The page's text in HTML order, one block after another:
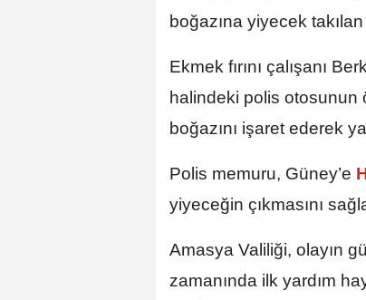
boğazına yiyecek
Ekmek fırını çalışanı
halindeki polis otosunun
boğazını işaret ederek
Polis memuru, Güney’e
yiyeceğin çıkmasını
Amasya Valiliği, olayın
zamanında ilk yardım